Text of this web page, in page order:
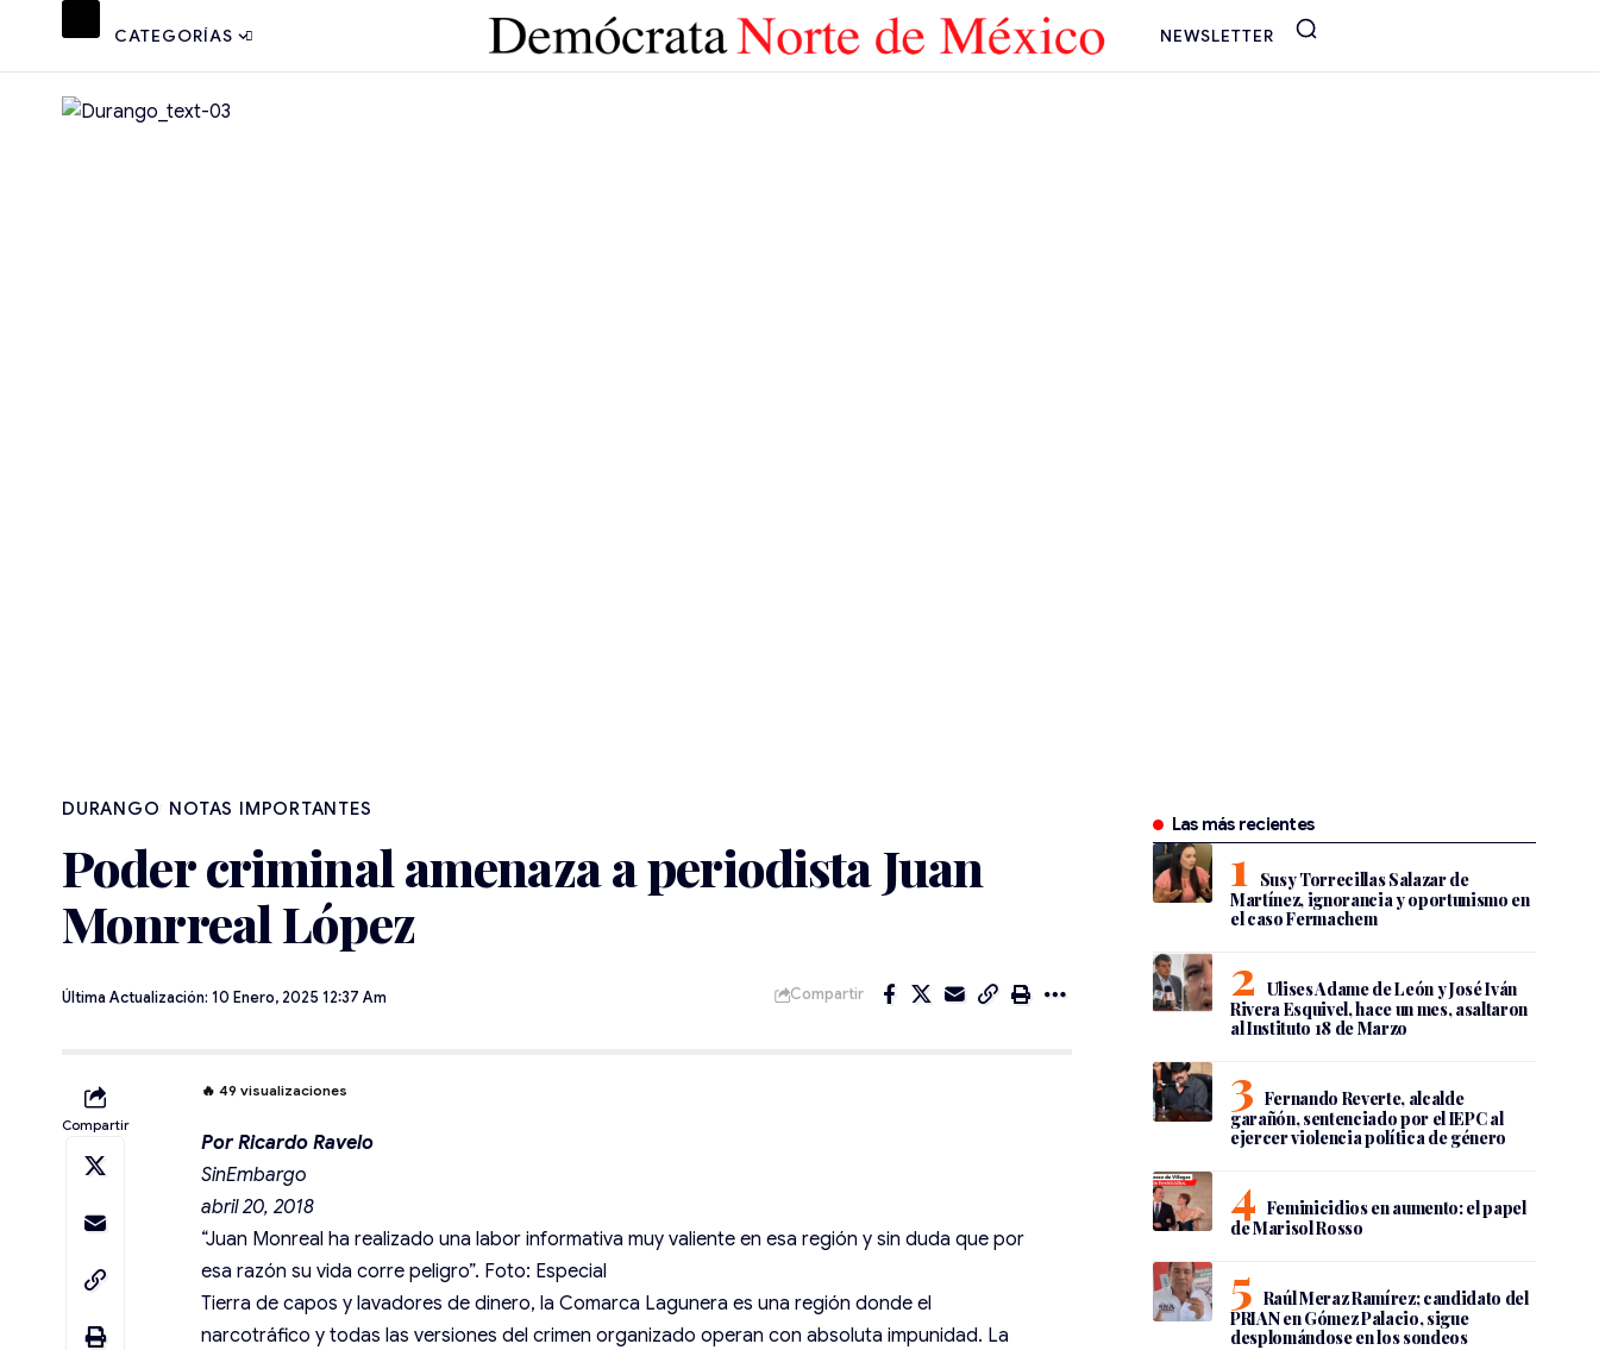
CATEGORÍAS NEWSLETTER
DURANGO NOTAS IMPORTANTES
Poder criminal amenaza a periodista Juan
Monrreal López
Última Actualización: 10 Enero, 2025 12:37 Am Compartir
Compartir
🔥49 visualizaciones
Por Ricardo Ravelo
SinEmbargo
abril 20, 2018
“Juan Monreal ha realizado una labor informativa muy valiente en esa región y sin duda que por
esa razón su vida corre peligro”. Foto: Especial
Tierra de capos y lavadores de dinero, la Comarca Lagunera es una región donde el
narcotráfico y todas las versiones del crimen organizado operan con absoluta impunidad. La
Las más recientes
Susy Torrecillas Salazar de
Martínez, ignorancia y oportunismo en
el caso Fermachem
Ulises Adame de León y José Iván
Rivera Esquivel, hace un mes, asaltaron
al Instituto 18 de Marzo
Fernando Reverte, alcalde
garañón, sentenciado por el IEPC al
ejercer violencia política de género
Feminicidios en aumento: el papel
de Marisol Rosso
Raúl Meraz Ramírez; candidato del
PRIAN en Gómez Palacio, sigue
desplomándose en los sondeos